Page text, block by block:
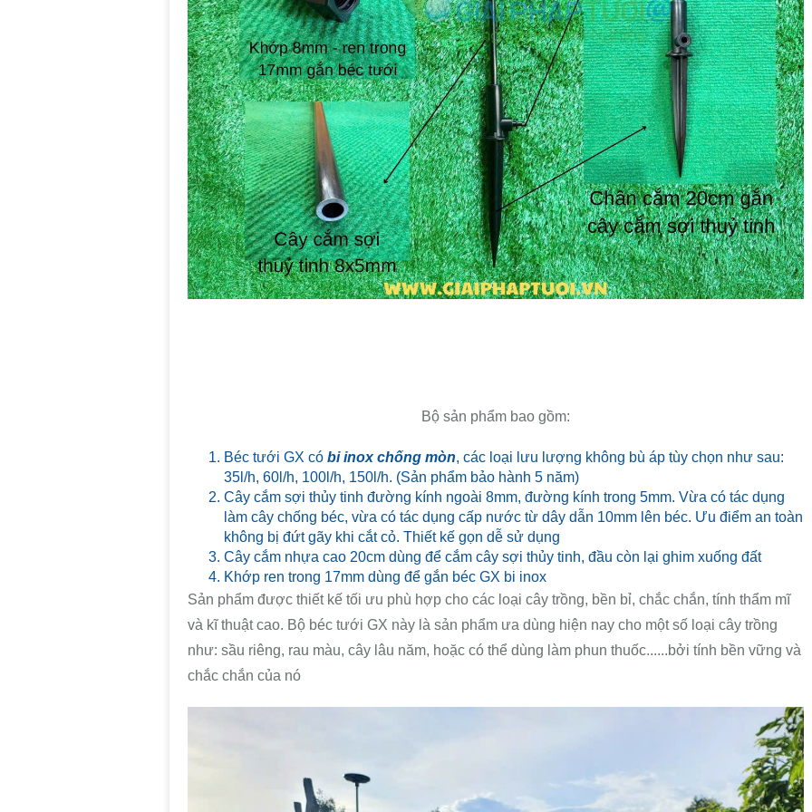
Bộ sản phẩm bao gồm:
Béc tưới GX có bi inox chống mòn, các loại lưu lượng không bù áp tùy chọn như sau:
35l/h, 60l/h, 100l/h, 150l/h. (Sản phẩm bảo hành 5 năm)
Cây cắm sợi thủy tinh đường kính ngoài 8mm, đường kính trong 5mm. Vừa có tác dụng
làm cây chống béc, vừa có tác dụng cấp nước từ dây dẫn 10mm lên béc. Ưu điểm an toàn
không bị đứt gãy khi cắt cỏ. Thiết kế gọn dễ sử dụng
Cây cắm nhựa cao 20cm dùng để cắm cây sợi thủy tinh, đầu còn lại ghim xuống đất
Khớp ren trong 17mm dùng để gắn béc GX bi inox
Sản phẩm được thiết kế tối ưu phù hợp cho các loại cây trồng, bền bỉ, chắc chắn, tính thẩm mĩ
và kĩ thuật cao. Bộ béc tưới GX này là sản phẩm ưa dùng hiện nay cho một số loại cây trồng
như: sầu riêng, rau màu, cây lâu năm, hoặc có thể dùng làm phun thuốc......bởi tính bền vững và
chắc chắn của nó